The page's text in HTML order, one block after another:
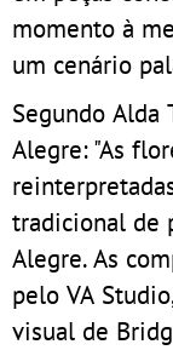
momento à
um cenário
Segundo Alda
Alegre: "As
tradicional de
Alegre. As
pelo VA
visual de